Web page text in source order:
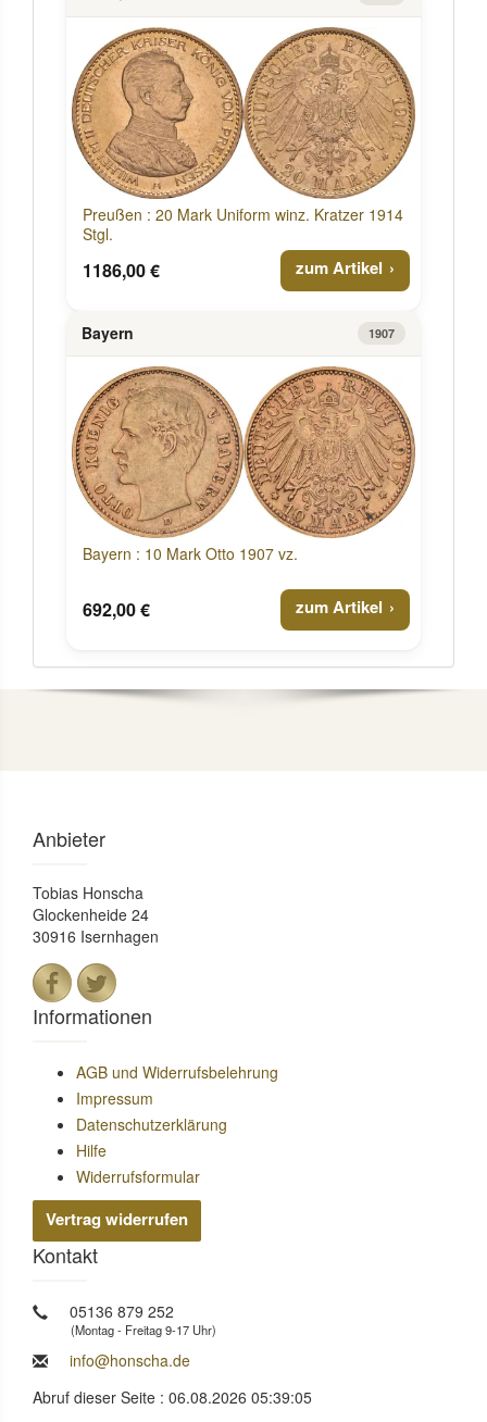
Preußen : 20 Mark Uniform winz. Kratzer 1914
Stgl.
1186,00 € zum Artikel
Bayern 1907
Bayern : 10 Mark Otto 1907 vz.
692,00 € zum Artikel
Anbieter
Tobias Honscha
Glockenheide 24
30916 Isernhagen
Informationen
AGB und Widerrufsbelehrung
Impressum
Datenschutzerklärung
Hilfe
Widerrufsformular
Vertrag widerrufen
Kontakt
05136 879 252
(Montag - Freitag 9-17 Uhr)
info@honscha.de
Abruf dieser Seite : 06.08.2026 05:39:05